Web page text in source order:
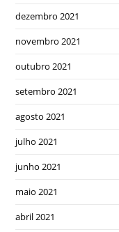
dezembro 2021
novembro 2021
outubro 2021
setembro 2021
agosto 2021
julho 2021
junho 2021
maio 2021
abril 2021